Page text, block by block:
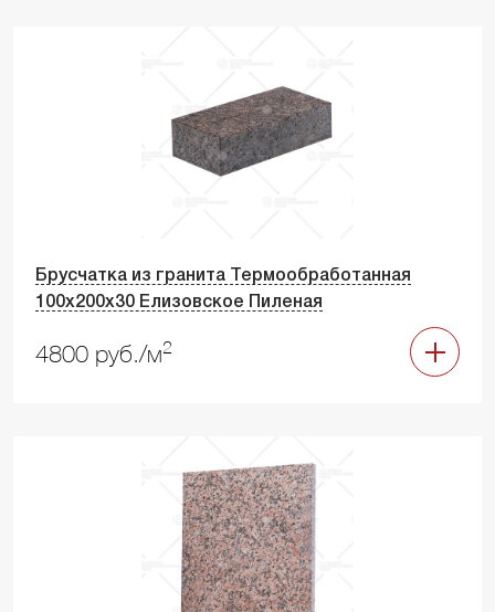
Брусчатка из гранита Термообработанная
100х200х30 Елизовское Пиленая
4800 руб./м2